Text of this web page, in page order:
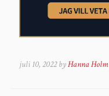
juli 10, 2022 byHanna Holm